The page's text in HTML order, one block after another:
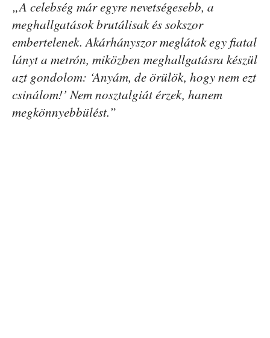
„A celebség már egyre nevetségesebb, a
meghallgatások brutálisak és sokszor
embertelenek. Akárhányszor meglátok egy fiatal
lányt a metrón, miközben meghallgatásra készül
azt gondolom: ‘Anyám, de örülök, hogy nem ezt
csinálom!’ Nem nosztalgiát érzek, hanem
megkönnyebbülést.”